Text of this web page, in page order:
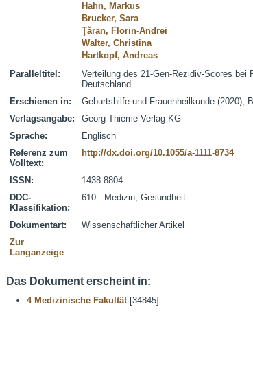
Hahn, Markus
Brucker, Sara
Ţăran, Florin-Andrei
Walter, Christina
Hartkopf, Andreas
Paralleltitel:
Verteilung des 21-Gen-Rezidiv-Scores
Deutschland
Erschienen in:
Geburtshilfe und Frauenheilkunde (2020),
Verlagsangabe:
Georg Thieme Verlag KG
Sprache:
Englisch
Referenz zum
Volltext:
http://dx.doi.org/10.1055/a-1111-8734
ISSN:
1438-8804
DDC-
Klassifikation:
610 - Medizin, Gesundheit
Dokumentart:
Wissenschaftlicher Artikel
Zur
Langanzeige
Das Dokument erscheint in:
4 Medizinische Fakultät[34845]